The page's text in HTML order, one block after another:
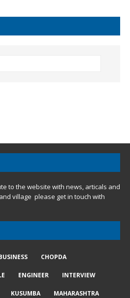
to the website with news, articals and
village please get in touch with
CHOPDA
ENGINEER INTERVIEW
KUSUMBA MAHARASHTRA